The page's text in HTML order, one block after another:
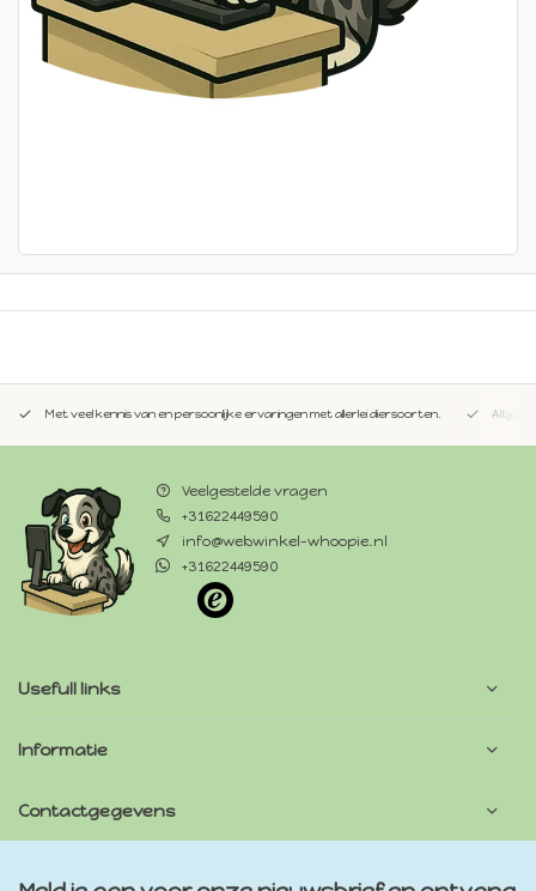
Met veel kennis van en persoonlijke ervaringen met allerlei diersoorten. Altijd
Veelgestelde vragen
+31622449590
info@webwinkel-whoopie.nl
+31622449590
Usefull links
Informatie
Contactgegevens